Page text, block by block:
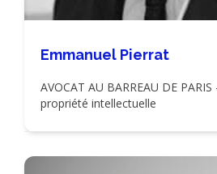
Emmanuel Pierrat
AVOCAT AU BARREAU DE
propriété intellectuelle